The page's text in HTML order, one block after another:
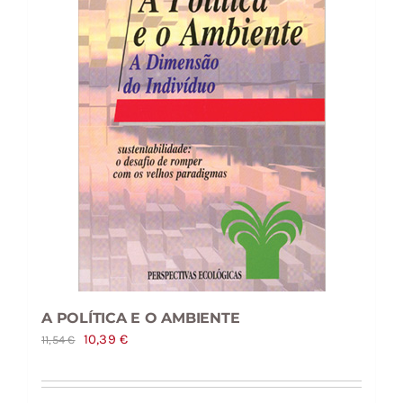
A POLÍTICA E O AMBIENTE
11,54€
O
original
10,39€O
atual